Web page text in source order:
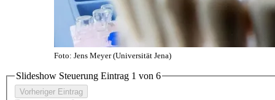
Foto: Jens Meyer (Universität Jena)
Slideshow Steuerung Eintrag 1 von 6
Vorheriger Eintrag